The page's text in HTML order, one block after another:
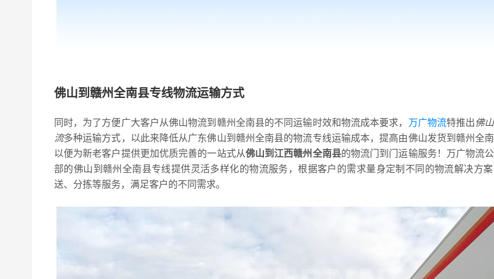
佛山到赣州全南县专线物流运输方式
同时，为了方便广大客户从佛山物流到赣州全南县的不同运输时效和物流成本要求， 万广物流特推出佛
流多种运输方式，以此来降低从广东佛山到赣州全南县的物流专线运输成本，提高由佛山发货到赣州全南
以便为新老客户提供更加优质完善的一站式从佛山到江西赣州全南县的物流门到门运输服务！万广物流
部的佛山到赣州全南县专线提供灵活多样化的物流服务，根据客户的需求量身定制不同的物流解决方
送、分拣等服务，满足客户的不同需求。